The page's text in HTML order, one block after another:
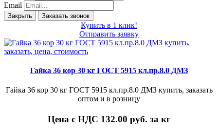
Email
Закрыть Заказать звонок
Купить в 1 клик!
Отправить заявку
Гайка 36 кор 30 кг ГОСТ 5915 кл.пр.8.0 ДМЗ
Гайка 36 кор 30 кг ГОСТ 5915 кл.пр.8.0 ДМЗ купить, заказать
оптом и в розницу
Цена с НДС 132.00 руб. за кг